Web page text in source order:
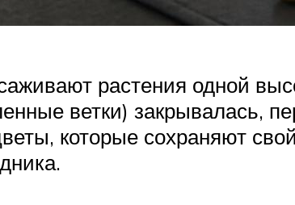
растения одной
ветки) закрывалась,
которые сохраняют